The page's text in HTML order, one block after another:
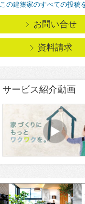
この建築家のすべての投稿
お問い合せ
資料請求
サービス紹介動画